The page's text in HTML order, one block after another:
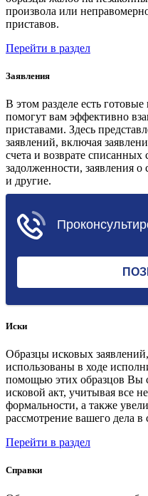
произвола или
приставов.
Перейти в раздел
Заявления
В этом разделе есть
помогут вам эффективно
приставами. Здесь
заявлений, включая
счета и возврате списанных
задолженности, заявления о
и другие.
Иски
Образцы исковых
использованы в ходе
помощью этих образцов Вы
исковой акт, учитывая все
формальности, а также
рассмотрение вашего дела в
Перейти в раздел
Справки